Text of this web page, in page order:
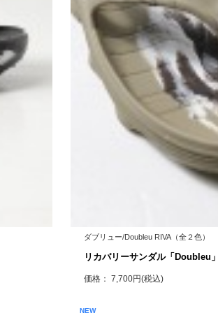
ダブリュー/Doubleu RIVA（全２色）
リカバリーサンダル「Doubleu
価格： 7,700円(税込)
NEW